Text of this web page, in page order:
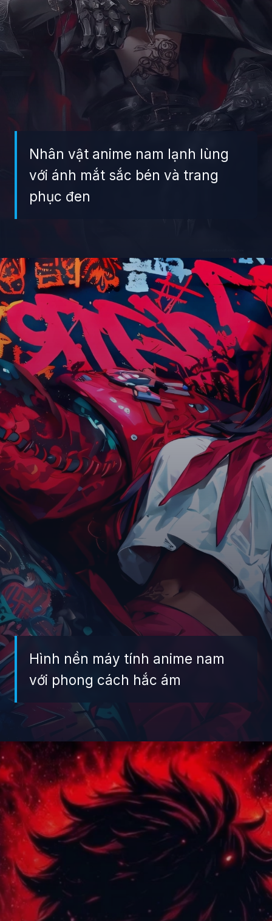
Nhân vật anime nam lạnh lùng
với ánh mắt sắc bén và trang
phục đen
Đang mở
Hình nền máy tính anime nam
với phong cách hắc ám
Đang mở https://giaydabonghana.com/anh-anime-nam-ngau-lanh-lung-ac-quy